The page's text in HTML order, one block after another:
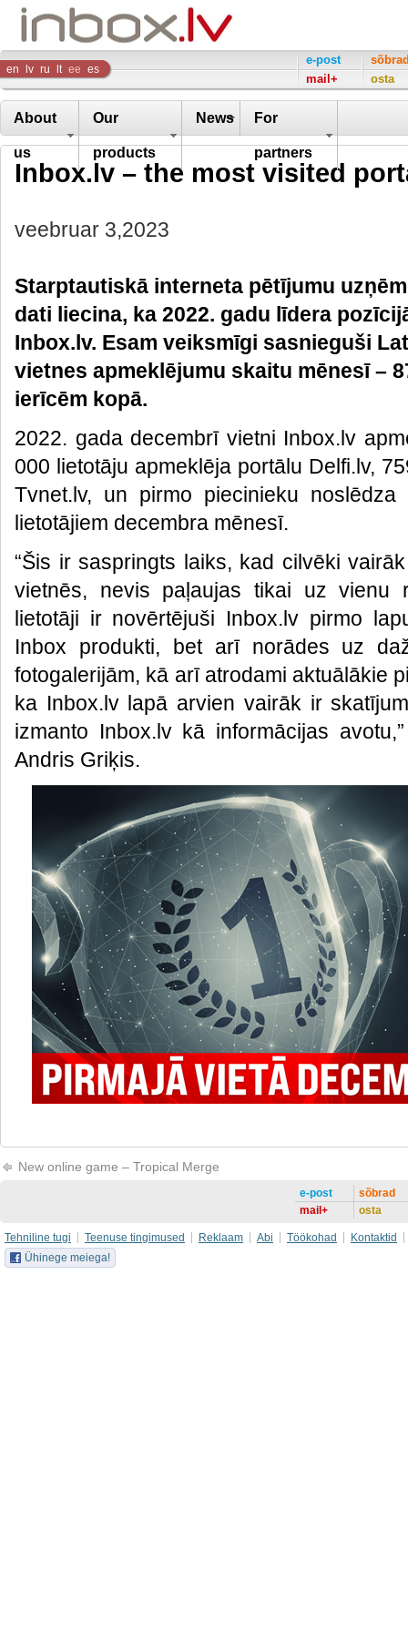
Inbox
Company
en lv ru lt ee es
e-post
mail+
osta
About
us
Our
products
News For
partners
Inbox.lv – the most visited
veebruar 3,2023
Starptautiskā interneta pētījumu
dati liecina, ka 2022. gadu līdera
Inbox.lv. Esam veiksmīgi sasnieguši
vietnes apmeklējumu skaitu mēnesī –
ierīcēm kopā.
2022. gada decembrī vietni Inbox.lv
000 lietotāju apmeklēja portālu Delfi.lv,
Tvnet.lv, un pirmo piecinieku
lietotājiem decembra mēnesī.
“Šis ir saspringts laiks, kad cilvēki
vietnēs, nevis paļaujas tikai uz vienu
lietotāji ir novērtējuši Inbox.lv pirmo
Inbox produkti, bet arī norādes uz
fotogalerijām, kā arī atrodami aktuālākie
ka Inbox.lv lapā arvien vairāk ir
izmanto Inbox.lv kā informācijas
Andris Griķis.
New online game – Tropical Merge
e-post
mail+
sõbrad
osta
Tehniline tugi Teenuse tingimused Reklaam Abi Töökohad
Kontaktid
Ühinege meiega!